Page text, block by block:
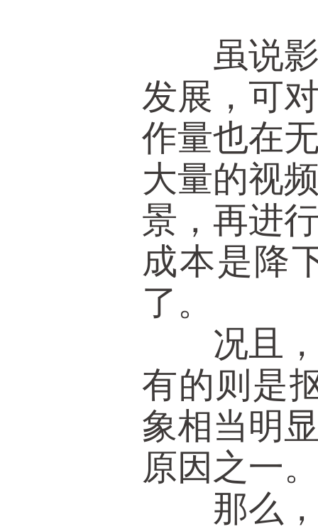
虽说影
发展，可
作量也在
大量的视
景，再进
成本是降
了。
况且，
有的则是
象相当明
原因之一
那么，